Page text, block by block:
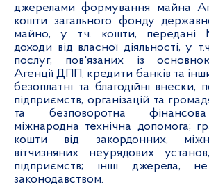
джерелами формування майна
кошти загального фонду
майно, у т.ч. кошти, передані
доходи від власної діяльності, у
послуг, пов'язаних із
Агенції ДПП; кредити банків та
безоплатні та благодійні внески,
підприємств, організацій та
та безповоротна
міжнародна технічна допомога;
кошти від закордонних,
вітчизняних неурядових
підприємств; інші джерела,
законодавством.